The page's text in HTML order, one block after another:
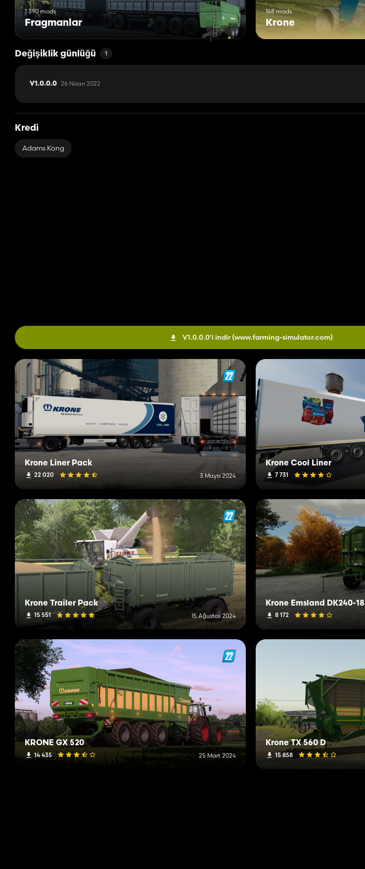
1 390 mods
Fragmanlar
148 mods
Krone
Değişiklik günlüğü 1
V1.0.0.0 26 Nisan 2022
Kredi
Adams Kong
V1.0.0.0'i indir (www.farming-simulator.com)
Krone Liner Pack
22 020 3 Mayıs 2024
Krone Cool Liner
7 731
Krone Trailer Pack
15 551 15 Ağustos 2024
Krone Emsland DK240-18
8 172
KRONE GX 520
14 435 25 Mart 2024
Krone TX 560 D
15 858